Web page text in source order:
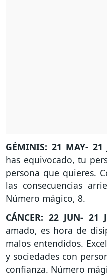
GÉMINIS: 21 MAY- 21
has equivocado, tu
persona que quieres.
las consecuencias
Número mágico, 8.
CÁNCER: 22 JUN- 21
amado, es hora de
malos entendidos.
y sociedades con
confianza. Número